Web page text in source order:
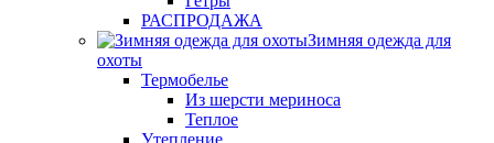
РАСПРОДАЖА
Зимняя одежда для
охоты
Термобелье
Из шерсти мериноса
Теплое
Утепление